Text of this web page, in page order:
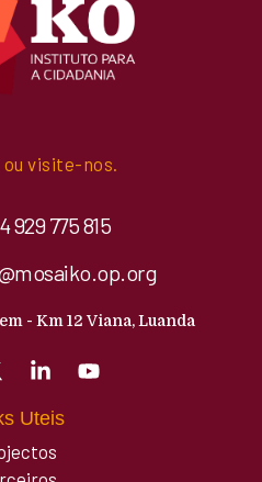
visite-nos.
929 775 815
- Km 12 Viana, Luanda
Uteis